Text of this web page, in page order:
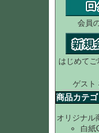
会員
はじめて
ゲスト
商品カテゴ
オリジナル
白紙